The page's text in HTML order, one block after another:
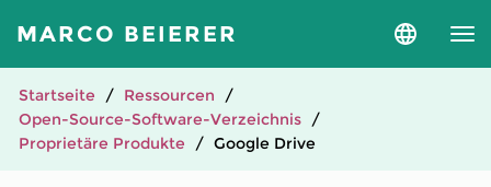
MARCO BEIERER
Sprache
Startseite
Ressourcen
Open-Source-Software-Verzeichnis
Proprietäre Produkte
Google Drive